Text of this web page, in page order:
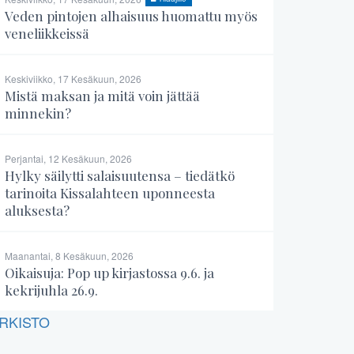
Veden pintojen alhaisuus huomattu myös
veneliikkeissä
Keskiviikko, 17 Kesäkuun, 2026
Mistä maksan ja mitä voin jättää
minnekin?
Perjantai, 12 Kesäkuun, 2026
Hylky säilytti salaisuutensa – tiedätkö
tarinoita Kissalahteen uponneesta
aluksesta?
Maanantai, 8 Kesäkuun, 2026
Oikaisuja: Pop up kirjastossa 9.6. ja
kekrijuhla 26.9.